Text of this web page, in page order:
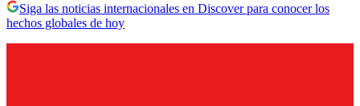
Siga las noticias internacionales en Discover para conocer los
hechos globales de hoy